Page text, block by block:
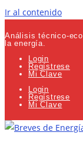
Ir al contenido
Análisis técnico-
la energía.
Login
Regístrese
Mi Clave
Login
Regístrese
Mi Clave